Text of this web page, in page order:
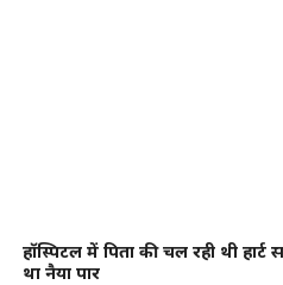
हॉस्पिटल में पिता की चल रही थी हार्ट
था नैया पार